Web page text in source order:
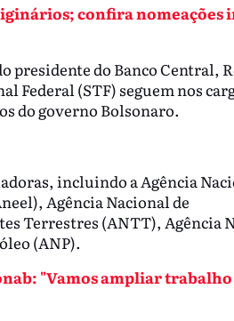
confira nomeações
presidente do Banco Central,
Federal (STF) seguem nos
do governo Bolsonaro.
incluindo a Agência
Agência Nacional de
Terrestres (ANTT), Agência
(ANP).
"Vamos ampliar trabalho